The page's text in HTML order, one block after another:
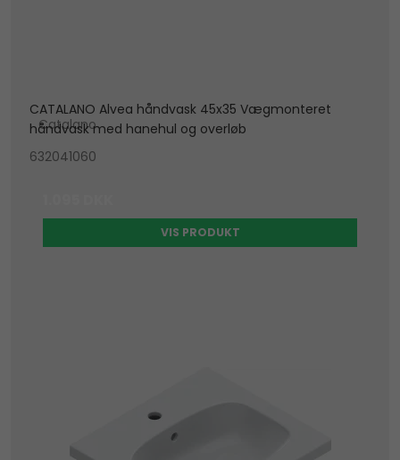
CATALANO Alvea håndvask 45x35 Vægmonteret
håndvask med hanehul og overløb
Catalano
632041060
VIS PRODUKT